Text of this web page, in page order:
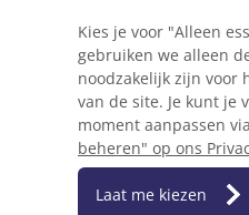
Heb ik een
website nodig?
Hoe mobielvriendelijk
Kies je voor "Alleen
gebruiken we alleen
noodzakelijk zijn voor
van de site. Je kunt je
moment aanpassen via
beheren" op ons
Laat me kiezen